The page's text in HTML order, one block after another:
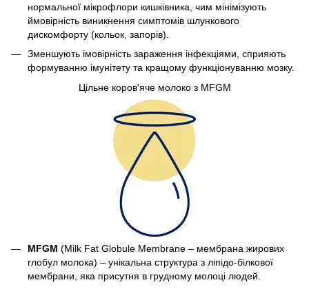
нормальної мікрофлори кишківника, чим мінімізують
ймовірність виникнення симптомів шлункового
дискомфорту (кольок, запорів).
Зменшують імовірність зараження інфекціями, сприяють
формуванню імунітету та кращому функціонуванню мозку.
Цільне коров'яче молоко з MFGM
MFGM (Milk Fat Globule Membrane – мембрана жирових
глобул молока) – унікальна структура з ліпідо-білкової
мембрани, яка присутня в грудному молоці людей.